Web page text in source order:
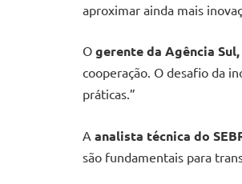
aproximar ainda mais
O gerente da Agência
cooperação. O desafio da
práticas.”
A analista técnica do
são fundamentais para